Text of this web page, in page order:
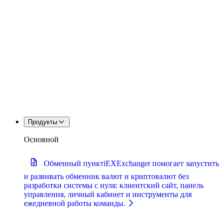
Продукты
Основной
Обменный пунктiEXExchanger помогает запустить
и развивать обменник валют и криптовалют без
разработки системы с нуля: клиентский сайт, панель
управления, личный кабинет и инструменты для
ежедневной работы команды.